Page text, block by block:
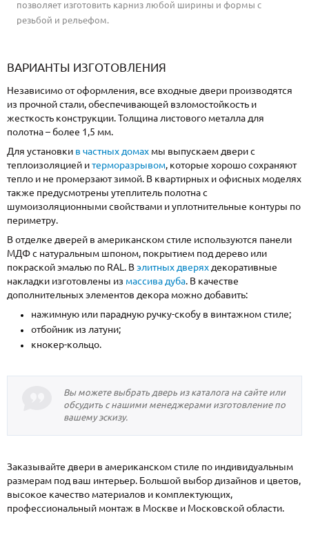
позволяет изготовить карниз любой ширины и формы с
резьбой и рельефом.
ВАРИАНТЫ ИЗГОТОВЛЕНИЯ
Независимо от оформления, все входные двери производятся
из прочной стали, обеспечивающей взломостойкость и
жесткость конструкции. Толщина листового металла для
полотна – более 1,5 мм.
Для установки в частных домах мы выпускаем двери с
теплоизоляцией итерморазрывом, которые хорошо сохраняют
тепло и не промерзают зимой. В квартирных и офисных моделях
также предусмотрены утеплитель полотна с
шумоизоляционными свойствами и уплотнительные контуры по
периметру.
В отделке дверей в американском стиле используются панели
МДФ с натуральным шпоном, покрытием под дерево или
покраской эмалью по RAL. Вэлитных дверях декоративные
накладки изготовлены из массива дуба. В качестве
дополнительных элементов декора можно добавить:
нажимную или парадную ручку-скобу в винтажном стиле;
отбойник из латуни;
кнокер-кольцо.
Вы можете выбрать дверь из каталога на сайте или
обсудить с нашими менеджерами изготовление по
вашему эскизу.
Заказывайте двери в американском стиле по индивидуальным
размерам под ваш интерьер. Большой выбор дизайнов и цветов,
высокое качество материалов и комплектующих,
профессиональный монтаж в Москве и Московской области.